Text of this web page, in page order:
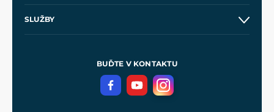
Velkoobchod
SLUŽBY
Meče pro Kingdom Come
BUĎTE V KONTAKTU